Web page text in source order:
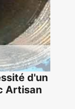
d'un
Artisan